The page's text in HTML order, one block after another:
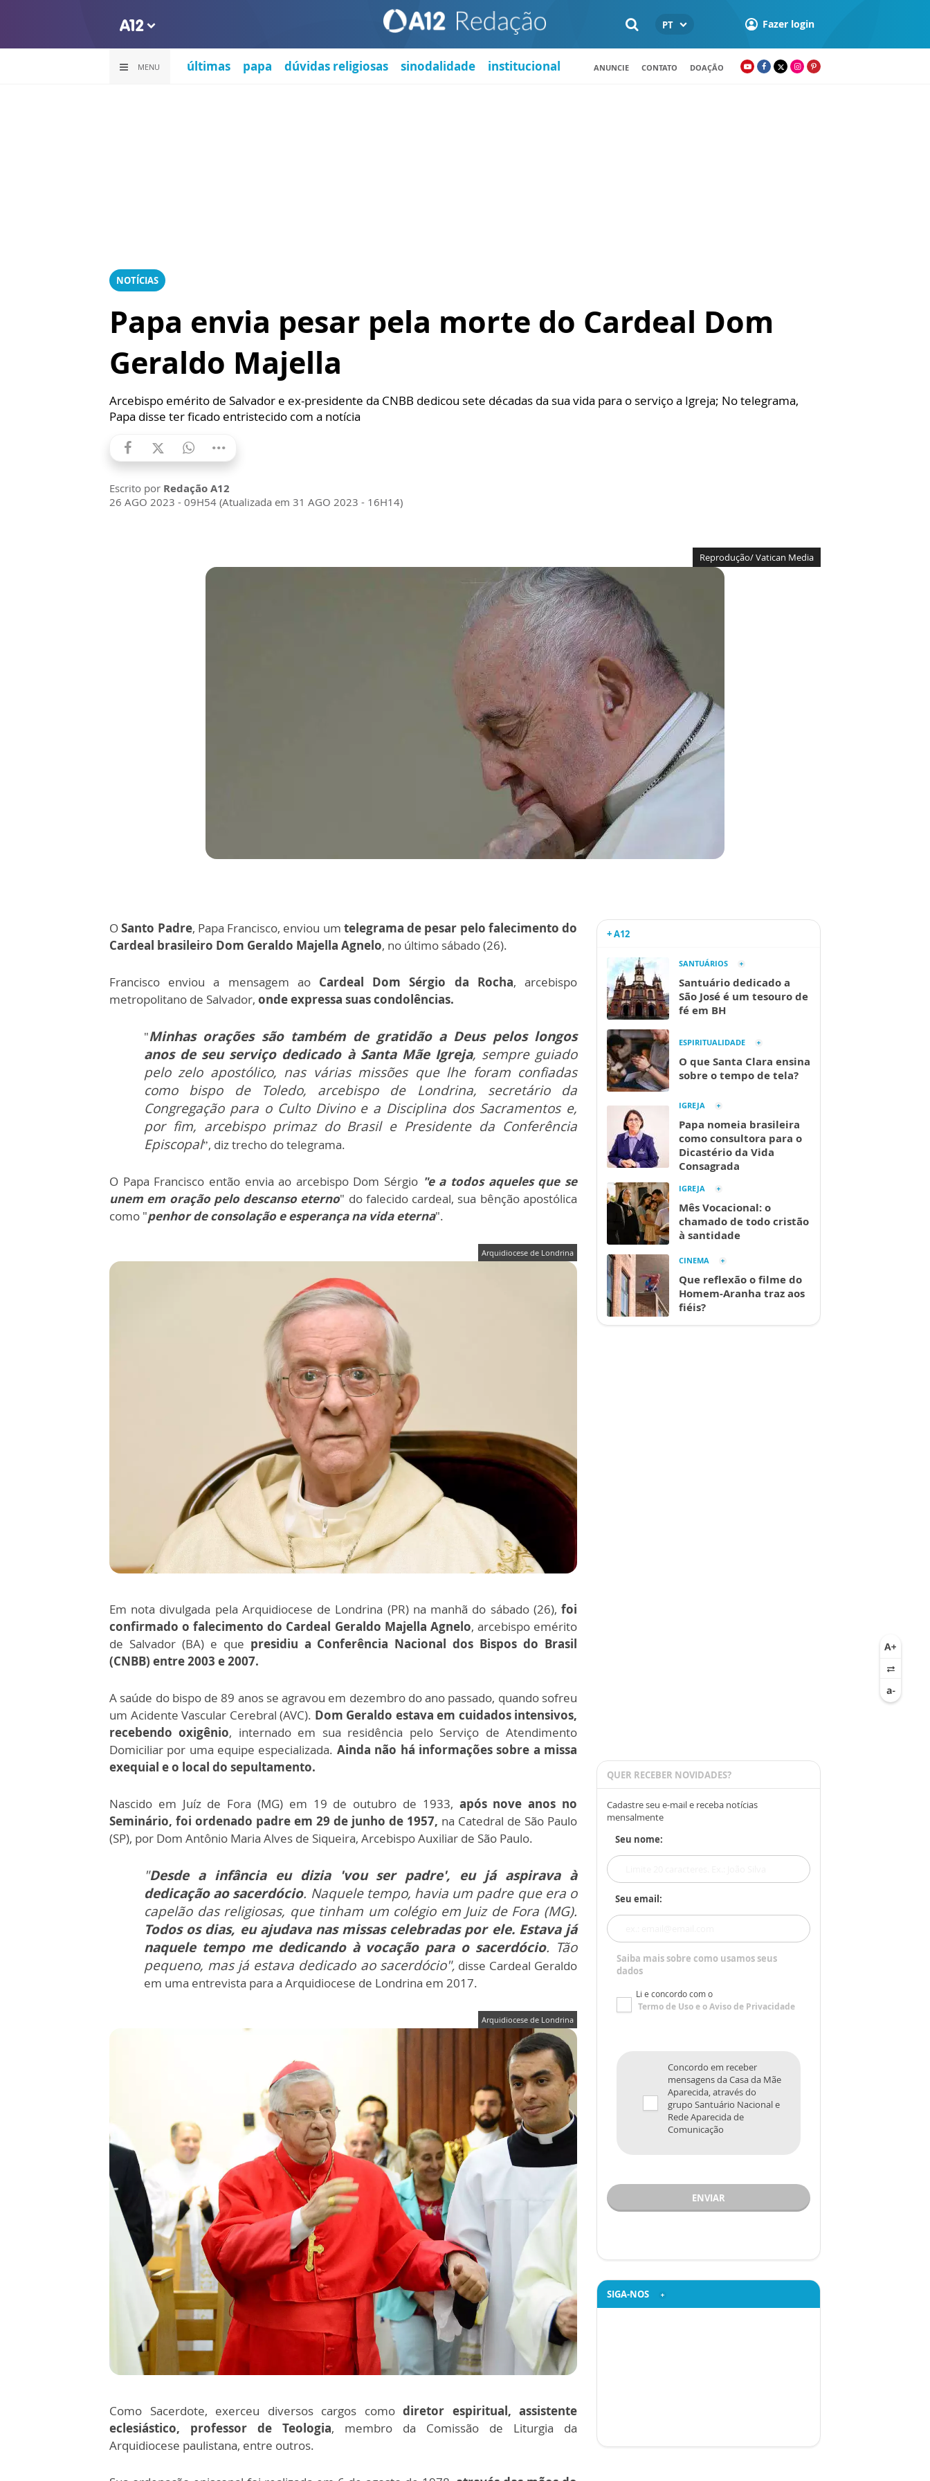
PT Fazer login
MENU últimas papa dúvidas religiosas sinodalidade institucional ANUNCIE CONTATO DOAÇÃO
NOTÍCIAS
Papa envia pesar pela morte do Cardeal Dom
Geraldo Majella
Arcebispo emérito de Salvador e ex-presidente da CNBB dedicou sete décadas da sua vida para o serviço a Igreja; No telegrama,
Papa disse ter ficado entristecido com a notícia
Escrito por Redação A12
26 AGO 2023 - 09H54 (Atualizada em 31 AGO 2023 - 16H14)
Reprodução/ Vatican Media
OSanto Padre, Papa Francisco, enviou um telegrama de pesar pelo falecimento do
Cardeal brasileiro Dom Geraldo Majella Agnelo, no último sábado (26).
Francisco enviou a mensagem ao Cardeal Dom Sérgio da Rocha, arcebispo
metropolitano de Salvador, onde expressa suas condolências.
"Minhas orações são também de gratidão a Deus pelos longos
anos de seu serviço dedicado à Santa Mãe Igreja, sempre guiado
pelo zelo apostólico, nas várias missões que lhe foram confiadas
como bispo de Toledo, arcebispo de Londrina, secretário da
Congregação para o Culto Divino e a Disciplina dos Sacramentos e,
por fim, arcebispo primaz do Brasil e Presidente da Conferência
Episcopal”, diz trecho do telegrama.
O Papa Francisco então envia ao arcebispo Dom Sérgio "e a todos aqueles que se
unem em oração pelo descanso eterno" do falecido cardeal, sua bênção apostólica
como "penhor de consolação e esperança na vida eterna".
Arquidiocese de Londrina
Em nota divulgada pela Arquidiocese de Londrina (PR) na manhã do sábado (26), foi
confirmado o falecimento do Cardeal Geraldo Majella Agnelo, arcebispo emérito
de Salvador (BA) e que presidiu a Conferência Nacional dos Bispos do Brasil
(CNBB) entre 2003 e 2007.
A saúde do bispo de 89 anos se agravou em dezembro do ano passado, quando sofreu
um Acidente Vascular Cerebral (AVC). Dom Geraldo estava em cuidados intensivos,
recebendo oxigênio, internado em sua residência pelo Serviço de Atendimento
Domiciliar por uma equipe especializada. Ainda não há informações sobre a missa
exequial e o local do sepultamento.
Nascido em Juíz de Fora (MG) em 19 de outubro de 1933, após nove anos no
Seminário, foi ordenado padre em 29 de junho de 1957, na Catedral de São Paulo
(SP), por Dom Antônio Maria Alves de Siqueira, Arcebispo Auxiliar de São Paulo.
"Desde a infância eu dizia 'vou ser padre', eu já aspirava à
dedicação ao sacerdócio. Naquele tempo, havia um padre que era o
capelão das religiosas, que tinham um colégio em Juiz de Fora (MG).
Todos os dias, eu ajudava nas missas celebradas por ele. Estava já
naquele tempo me dedicando à vocação para o sacerdócio. Tão
pequeno, mas já estava dedicado ao sacerdócio",disse Cardeal Geraldo
em uma entrevista para a Arquidiocese de Londrina em 2017.
Arquidiocese de Londrina
Como Sacerdote, exerceu diversos cargos comodiretor espiritual, assistente
eclesiástico, professor de Teologia, membro da Comissão de Liturgia da
Arquidiocese paulistana, entre outros.
+ A12
SANTUÁRIOS
Santuário dedicado a
São José é um tesouro de
fé em BH
ESPIRITUALIDADE
O que Santa Clara ensina
sobre o tempo de tela?
IGREJA
Papa nomeia brasileira
como consultora para o
Dicastério da Vida
Consagrada
IGREJA
Mês Vocacional: o
chamado de todo cristão
à santidade
CINEMA
Que reflexão o filme do
Homem-Aranha traz aos
fiéis?
QUER RECEBER NOVIDADES?
Cadastre seu e-mail e receba notícias
mensalmente
Seu nome:
Seu email:
Saiba mais sobre como usamos seus
dados
Li e concordo com o
Termo de Usoe oAviso de Privacidade
Concordo em receber
mensagens da Casa da Mãe
Aparecida, através do
grupo Santuário Nacional e
Rede Aparecida de
Comunicação
ENVIAR
SIGA-NOS